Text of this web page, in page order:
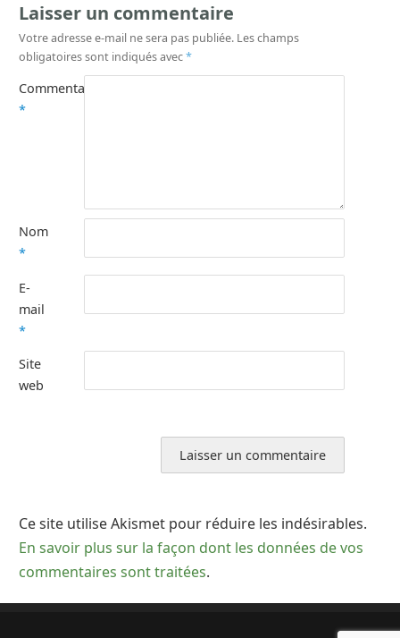
Laisser un commentaire
Votre adresse e-mail ne sera pas publiée. Les champs
obligatoires sont indiqués avec*
Commentaire
*
Nom
*
E-
mail
*
Site
web
Ce site utilise Akismet pour réduire les indésirables.
En savoir plus sur la façon dont les données de vos
commentaires sont traitées.